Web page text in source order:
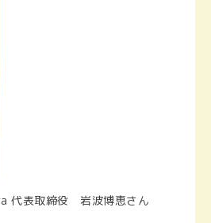
代表取締役 岩波博恵さん